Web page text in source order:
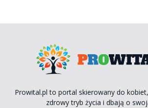
Prowital.pl to portal skierowany do
zdrowy tryb życia i dbają o